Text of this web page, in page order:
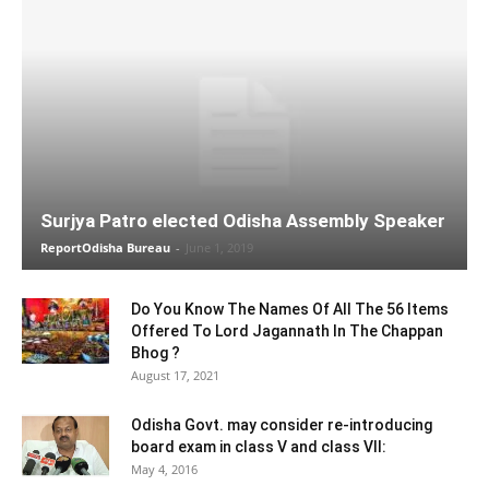
Surjya Patro elected Odisha Assembly Speaker
ReportOdisha Bureau - June 1, 2019
Do You Know The Names Of All The 56 Items
Offered To Lord Jagannath In The Chappan
Bhog ?
August 17, 2021
Odisha Govt. may consider re-introducing
board exam in class V and class VII:
May 4, 2016